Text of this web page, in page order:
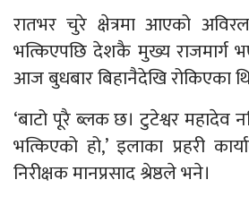
रातभर चुरे क्षेत्रमा आएको
भत्किएपछि देशकै मुख्य राजमार्ग
आज बुधबार बिहानैदेखि रोकिएका
‘बाटो पूरै ब्लक छ। टुटेश्वर
भत्किएको हो,’ इलाका प्रहरी
निरीक्षक मानप्रसाद श्रेष्ठले भने।